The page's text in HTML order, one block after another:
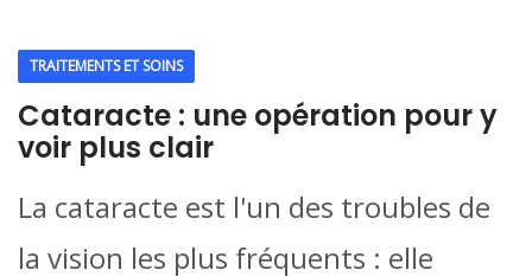
TRAITEMENTS ET SOINS
Cataracte : une opération pour y
voir plus clair
La cataracte est l'un des troubles de
la vision les plus fréquents : elle